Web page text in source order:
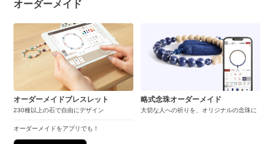
オーダーメイド
オーダーメイドブレスレット
230種以上の石で自由にデザイン
オーダーメイドをアプリでも！
略式念珠オーダーメイド
大切な人への祈りを、オリジナルの念珠に